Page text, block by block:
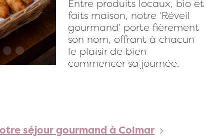
Entre produits locaux, bio et
faits maison, notre ‘Réveil
gourmand’ porte fièrement
son nom, offrant à chacun
le plaisir de bien
commencer sa journée.
séjour gourmand à Colmar